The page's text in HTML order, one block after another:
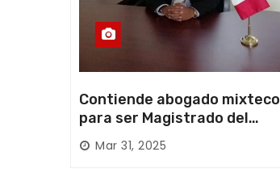
Contiende abogado mixteco
para ser Magistrado del
Poder Judicial; es originario
de Huajuapan de León
Mar 31, 2025